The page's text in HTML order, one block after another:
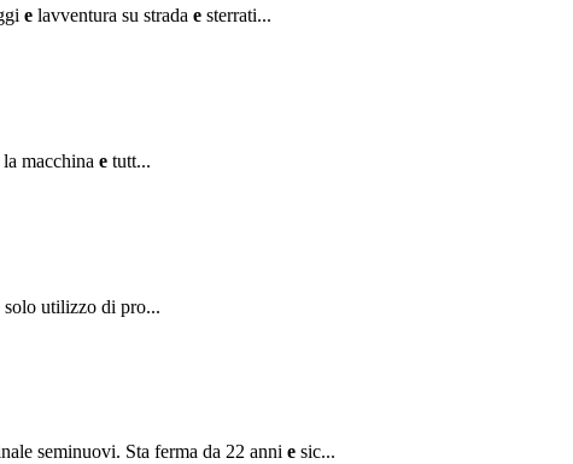
e lavventura su strada e sterrati...
macchina e tutt...
solo utilizzo di pro...
seminuovi. Sta ferma da 22 anni e sic...